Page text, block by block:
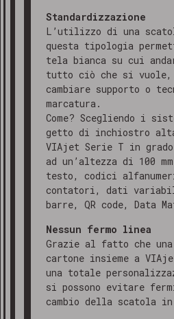
Standardizzazione
L’utilizzo di una
questa tipologia
tela bianca su cui
tutto ciò che si vuole,
cambiare supporto o
marcatura.
Come? Scegliendo i
getto di inchiostro
VIAjet Serie T in
ad un’altezza di 100
testo, codici
contatori, dati
barre, QR code, Data
Nessun fermo linea
Grazie al fatto che
cartone insieme a
una totale
si possono evitare
cambio della scatola